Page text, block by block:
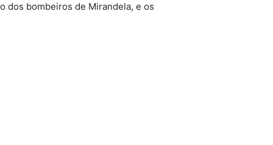
dos bombeiros de Mirandela, e os